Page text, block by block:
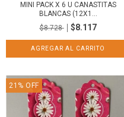
MINI PACK X 6 U CANASTITAS
BLANCAS (12X1...
$8.728
$8.117
21 % OFF